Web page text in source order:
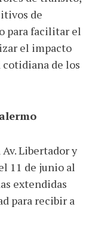
de
para facilitar el
el impacto
de los
Libertador y
11 de junio al
extendidas
para recibir a